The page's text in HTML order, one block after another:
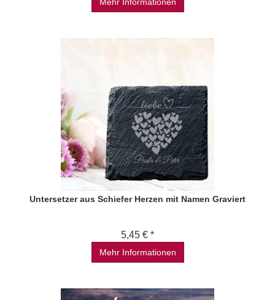
Untersetzer aus Schiefer Herzen mit Namen Graviert
5,45 € *
Mehr Informationen